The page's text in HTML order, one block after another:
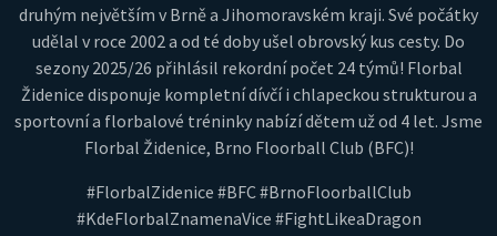
druhým největším v Brně a Jihomoravském kraji. Své počátky
udělal v roce 2002 a od té doby ušel obrovský kus cesty. Do
sezony 2025/26 přihlásil rekordní počet 24 týmů! Florbal
Židenice disponuje kompletní dívčí i chlapeckou strukturou a
sportovní a florbalové tréninky nabízí dětem už od 4 let. Jsme
Florbal Židenice, Brno Floorball Club (BFC)!
#FlorbalZidenice #BFC #BrnoFloorballClub
#KdeFlorbalZnamenaVice #FightLikeaDragon